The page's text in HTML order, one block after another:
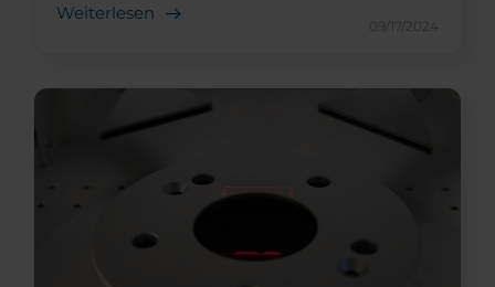
Weiterlesen
09/17/2024